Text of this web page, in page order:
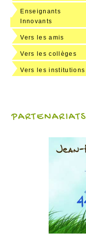
Enseignants
Innovants
Vers les amis
Vers les collèges
Vers les institutions
PARTENARIATS